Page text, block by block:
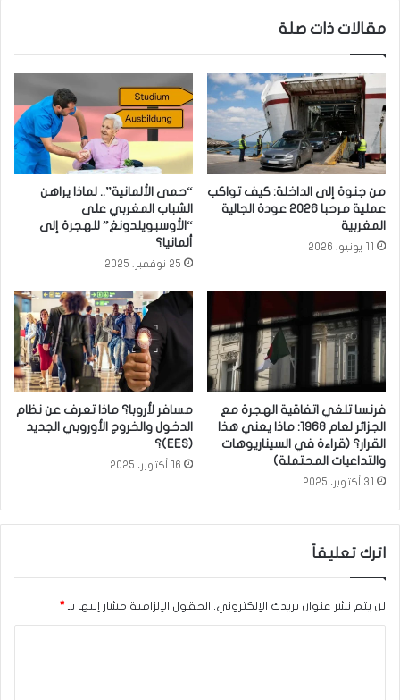
مقالات ذات صلة
من جنوة إلى الداخلة: كيف تواكب
عملية مرحبا 2026 عودة الجالية
المغربية
11 يونيو، 2026
“حمى الألمانية”.. لماذا يراهن
الشباب المغربي على
“الأوسبويلدونغ” للهجرة إلى
ألمانيا؟
25 نوفمبر، 2025
فرنسا تلغي اتفاقية الهجرة مع
الجزائر لعام 1968: ماذا يعني هذا
القرار؟ (قراءة في السيناريوهات
والتداعيات المحتملة)
31 أكتوبر، 2025
مسافر لأروبا؟ ماذا تعرف عن نظام
الدخول والخروج الأوروبي الجديد
(EES)؟
16 أكتوبر، 2025
اترك تعليقاً
لن يتم نشر عنوان بريدك الإلكتروني. الحقول الإلزامية مشار إليها بـ *